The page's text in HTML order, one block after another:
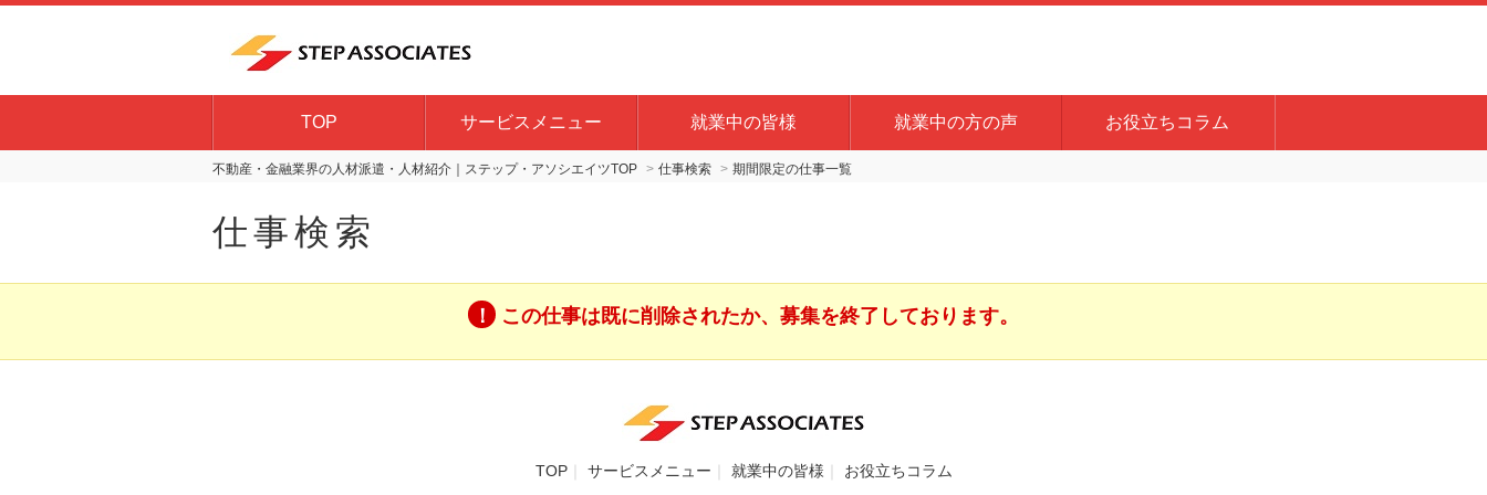
TOP サービスメニュー 就業中の皆様 就業中の方の声 お役立ちコラム
不動産・金融業界の人材派遣・人材紹介｜ステップ・アソシエイツTOP 仕事検索 期間限定の仕事一覧
仕事検索
この仕事は既に削除されたか、募集を終了しております。
TOP サービスメニュー 就業中の皆様 お役立ちコラム